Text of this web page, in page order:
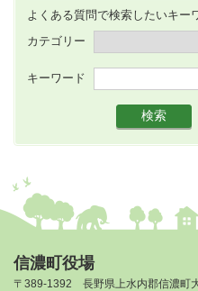
よくある質問で検索したいキー
カテゴリー
キーワード
信濃町役場
〒389-1392 長野県上水内郡信濃町